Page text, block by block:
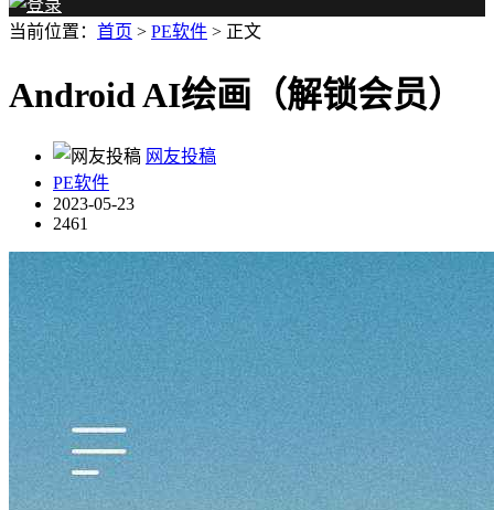
当前位置： 首页 > PE软件 > 正文
Android AI绘画（解锁会员）
网友投稿
PE软件
2023-05-23
2461